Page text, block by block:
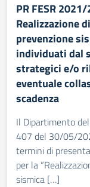
PR FESR
Realizzazione
prevenzione
individuati dal
strategici e/o
eventuale
scadenza
Il Dipartimento
407 del 30/05/
termini di
per la
sismica […]